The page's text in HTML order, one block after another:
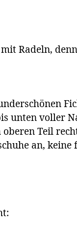
Radeln,
unten voller
Teil
an,